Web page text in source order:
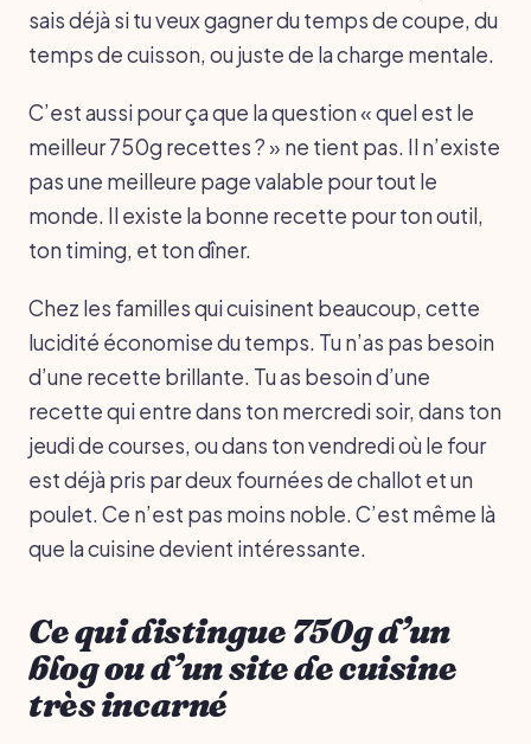
sais déjà si tu veux gagner du temps de coupe, du
temps de cuisson, ou juste de la charge mentale.
C’est aussi pour ça que la question « quel est le
meilleur 750g recettes ? » ne tient pas. Il n’existe
pas une meilleure page valable pour tout le
monde. Il existe la bonne recette pour ton outil,
ton timing, et ton dîner.
Chez les familles qui cuisinent beaucoup, cette
lucidité économise du temps. Tu n’as pas besoin
d’une recette brillante. Tu as besoin d’une
recette qui entre dans ton mercredi soir, dans ton
jeudi de courses, ou dans ton vendredi où le four
est déjà pris par deux fournées de challot et un
poulet. Ce n’est pas moins noble. C’est même là
que la cuisine devient intéressante.
Ce qui distingue 750g d’un
blog ou d’un site de cuisine
très incarné